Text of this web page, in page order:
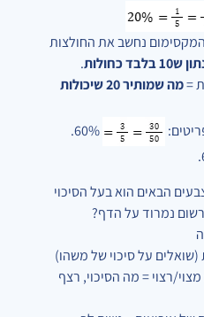
נחשב את החולצות
ש10 בלבד כחולות
.
מה שמותיר 20 שיכולות
60%
.
נמרוד על הדף?
על סיכוי של משהו)
= מה הסיכוי, רצף